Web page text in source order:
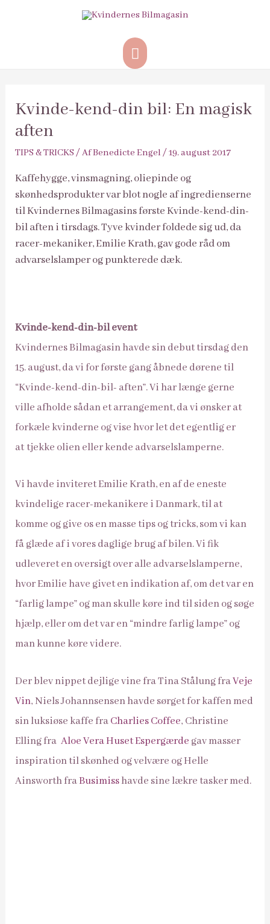
Hovedmenu
Kvinde-kend-din bil: En magisk
aften
TIPS & TRICKS / AfBenedicte Engel /19. august 2017
Kaffehygge, vinsmagning, oliepinde og
skønhedsprodukter var blot nogle af ingredienserne
til Kvindernes Bilmagasins første Kvinde-kend-din-
bil aften i tirsdags. Tyve kvinder foldede sig ud, da
racer-mekaniker, Emilie Krath, gav gode råd om
advarselslamper og punkterede dæk.
Kvinde-kend-din-bil event
Kvindernes Bilmagasin havde sin debut tirsdag den
15. august, da vi for første gang åbnede dørene til
“Kvinde-kend-din-bil- aften”. Vi har længe gerne
ville afholde sådan et arrangement, da vi ønsker at
forkæle kvinderne og vise hvor let det egentlig er
at tjekke olien eller kende advarselslamperne.
Vi havde inviteret Emilie Krath, en af de eneste
kvindelige racer-mekanikere i Danmark, til at
komme og give os en masse tips og tricks, som vi kan
få glæde af i vores daglige brug af bilen. Vi fik
udleveret en oversigt over alle advarselslamperne,
hvor Emilie have givet en indikation af, om det var en
“farlig lampe” og man skulle køre ind til siden og søge
hjælp, eller om det var en “mindre farlig lampe” og
man kunne køre videre.
Der blev nippet dejlige vine fra Tina Stålung fraVeje
Vin, Niels Johannsensen havde sørget for kaffen med
sin luksiøse kaffe fraCharlies Coffee, Christine
Elling fraAloe Vera Huset Espergærde gav masser
inspiration til skønhed og velvære og Helle
Ainsworth fraBusimisshavde sine lækre tasker med.